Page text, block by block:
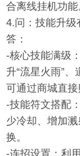
合离线挂机功能
4.问：技能升级
答：
-核心技能满级
升“流星火雨”、
可通过商城直接
-技能符文搭配
少冷却、增加
换。
-连招设置：利